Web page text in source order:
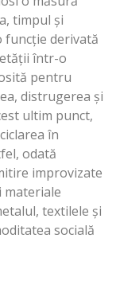
timpul și
funcție derivată
într-o
pentru
distrugerea și
ultim punct,
în
odată
improvizate
materiale
textilele și
socială